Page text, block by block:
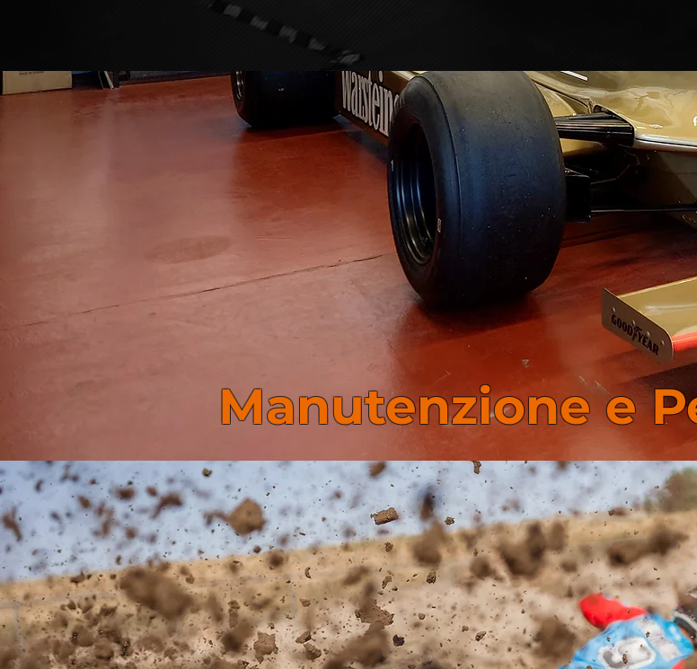
Manutenzione e